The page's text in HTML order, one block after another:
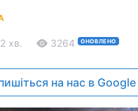
2 хв. 3264 ОНОВЛЕНО
на нас в Google